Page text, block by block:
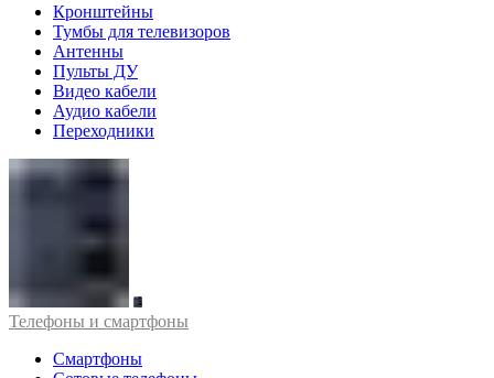
Кронштейны
Тумбы для телевизоров
Антенны
Пульты ДУ
Видео кабели
Аудио кабели
Переходники
Телефоны и смартфоны
Смартфоны